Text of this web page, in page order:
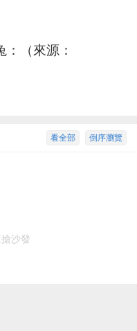
（來源：
倒序瀏覽
看全部
沙發